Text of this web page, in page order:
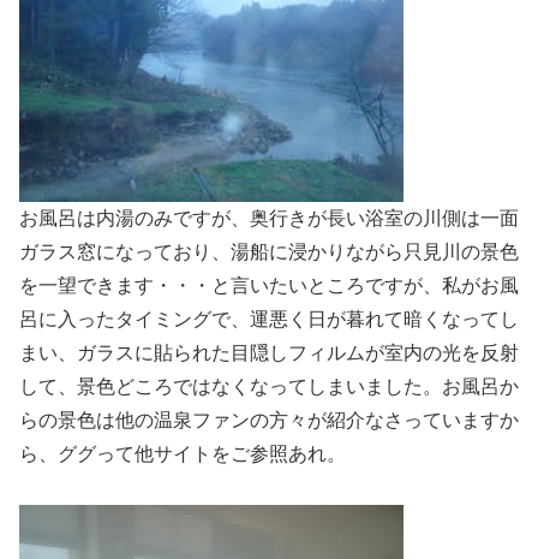
お風呂は内湯のみですが、奥行きが長い浴室の川側は一面
ガラス窓になっており、湯船に浸かりながら只見川の景色
を一望できます・・・と言いたいところですが、私がお風
呂に入ったタイミングで、運悪く日が暮れて暗くなってし
まい、ガラスに貼られた目隠しフィルムが室内の光を反射
して、景色どころではなくなってしまいました。お風呂か
らの景色は他の温泉ファンの方々が紹介なさっていますか
ら、ググって他サイトをご参照あれ。